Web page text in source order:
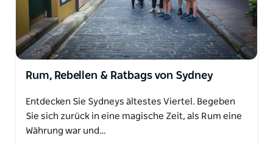
Rum, Rebellen & Ratbags von Sydney
Entdecken Sie Sydneys ältestes Viertel. Begeben
Sie sich zurück in eine magische Zeit, als Rum eine
Währung war und…